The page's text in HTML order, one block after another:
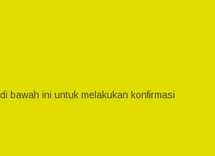
bawah ini untuk melakukan konfirmasi